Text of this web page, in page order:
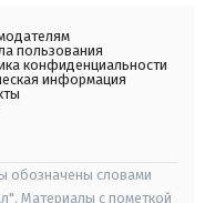
пользования
конфиденциальности
информация
обозначены словами
Материалы с пометкой